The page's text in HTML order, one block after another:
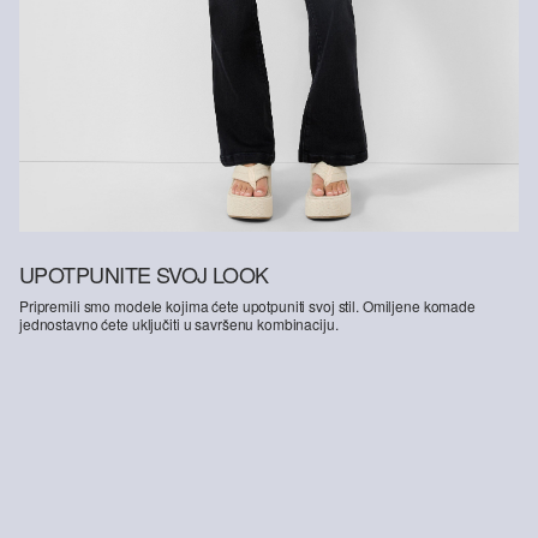
UPOTPUNITE SVOJ LOOK
Pripremili smo modele kojima ćete upotpuniti svoj stil. Omiljene komade
jednostavno ćete uključiti u savršenu kombinaciju.